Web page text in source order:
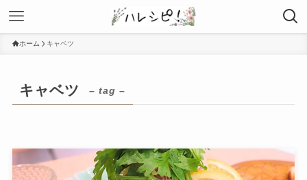
ホーム キャベツ
キャベツ – tag –